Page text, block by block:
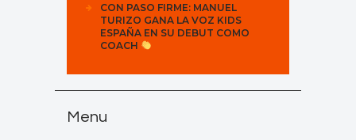
CON PASO FIRME: MANUEL
TURIZO GANA LA VOZ KIDS
ESPAÑA EN SU DEBUT COMO
COACH
Menu